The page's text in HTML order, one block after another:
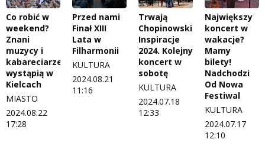
Co robić w
weekend?
Znani
muzycy i
kabareciarze
wystąpią w
Kielcach
MIASTO
2024.08.22
17:28
Przed nami
Finał XIII
Lata w
Filharmonii
KULTURA
2024.08.21
11:16
Trwają
Chopinowskie
Inspiracje
2024. Kolejny
koncert w
sobotę
KULTURA
2024.07.18
12:33
Największy
koncert w
wakacje?
Mamy
bilety!
Nadchodzi
Od Nowa
Festiwal
KULTURA
2024.07.17
12:10